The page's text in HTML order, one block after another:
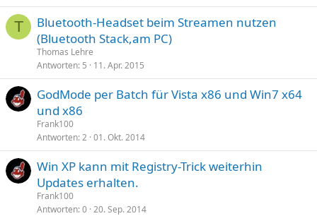
T
Bluetooth-Headset beim Streamen nutzen
(Bluetooth Stack,am PC)
Thomas Lehre
Antworten 5 11. Apr. 2015
GodMode per Batch für Vista x86 und Win7 x64
und x86
Frank100
Antworten 2 01. Okt. 2014
Win XP kann mit Registry-Trick weiterhin
Updates erhalten.
Frank100
Antworten 0 20. Sep. 2014